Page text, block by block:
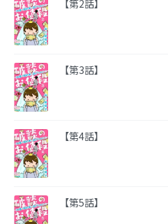
【第2話】
【第3話】
【第4話】
【第5話】